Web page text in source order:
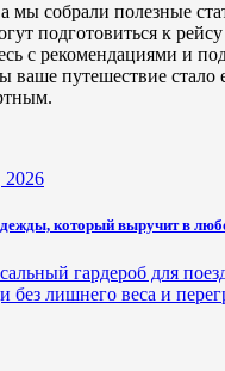
мы собрали полезные
подготовиться к
с рекомендациями и
ваше путешествие стало
2026
который выручит в
гардероб для
без лишнего веса и